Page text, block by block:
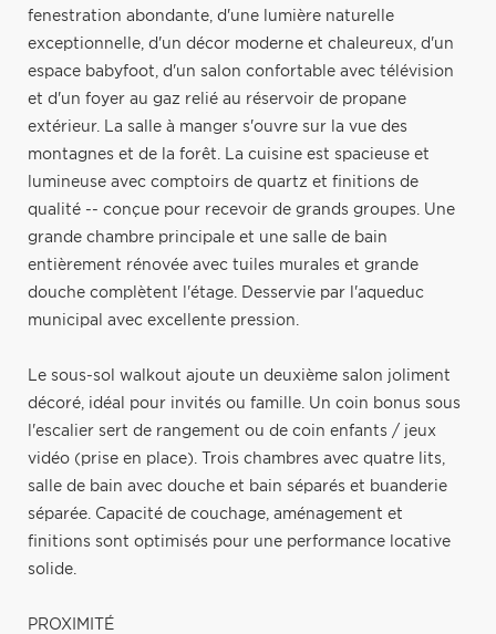
fenestration abondante, d'une lumière naturelle
exceptionnelle, d'un décor moderne et chaleureux, d'un
espace babyfoot, d'un salon confortable avec télévision
et d'un foyer au gaz relié au réservoir de propane
extérieur. La salle à manger s'ouvre sur la vue des
montagnes et de la forêt. La cuisine est spacieuse et
lumineuse avec comptoirs de quartz et finitions de
qualité -- conçue pour recevoir de grands groupes. Une
grande chambre principale et une salle de bain
entièrement rénovée avec tuiles murales et grande
douche complètent l'étage. Desservie par l'aqueduc
municipal avec excellente pression.
Le sous-sol walkout ajoute un deuxième salon joliment
décoré, idéal pour invités ou famille. Un coin bonus sous
l'escalier sert de rangement ou de coin enfants / jeux
vidéo (prise en place). Trois chambres avec quatre lits,
salle de bain avec douche et bain séparés et buanderie
séparée. Capacité de couchage, aménagement et
finitions sont optimisés pour une performance locative
solide.
PROXIMITÉ